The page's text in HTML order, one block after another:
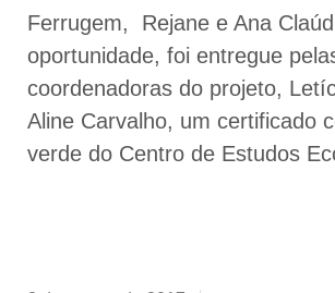
Ferrugem, Rejane e Ana
oportunidade, foi entregue
coordenadoras do projeto,
Aline Carvalho, um certificado
verde do Centro de Estudos